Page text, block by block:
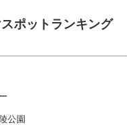
ポットランキング
公園